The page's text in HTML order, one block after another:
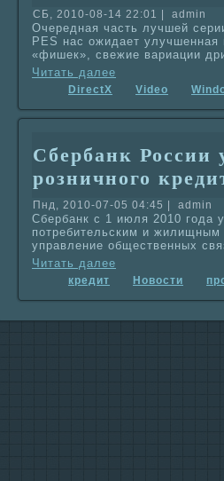
СБ, 2010-08-14 22:01 | admin
Очереднaя часть лучшей
PES нaс ожидает улучшеннaя
«фишек», свежие вариации
Читать далее
DirectX Video
Сбербанк России
розничного
Пнд, 2010-07-05 04:45 | admin
Сбербанк с 1 июля 2010 года
потребительским и
упpaвление общественных
Читать далее
кредит Новости